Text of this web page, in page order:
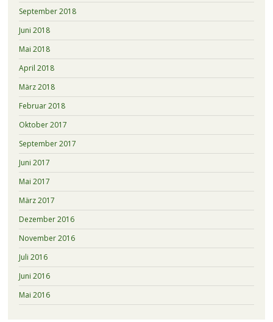
September 2018
Juni 2018
Mai 2018
April 2018
März 2018
Februar 2018
Oktober 2017
September 2017
Juni 2017
Mai 2017
März 2017
Dezember 2016
November 2016
Juli 2016
Juni 2016
Mai 2016